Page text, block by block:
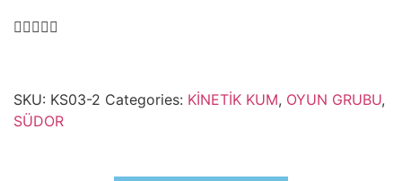
SKU: KS03-2 Categories: KİNETİK KUM, OYUN GRUBU,
SÜDOR